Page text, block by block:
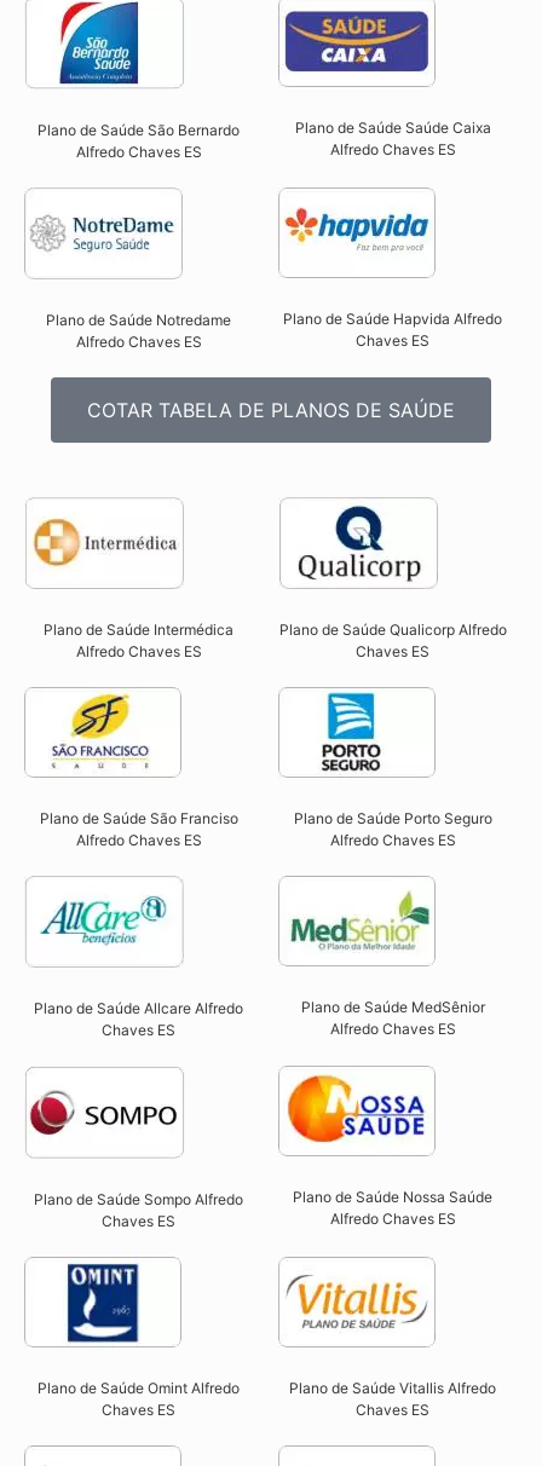
Plano de Saúde São Bernardo
Alfredo Chaves ES​
Plano de Saúde Saúde Caixa
Alfredo Chaves ES​
Plano de Saúde Notredame
Alfredo Chaves ES​
Plano de Saúde Hapvida Alfredo
Chaves ES​
COTAR TABELA DE PLANOS DE SAÚDE
Plano de Saúde Intermédica
Alfredo Chaves ES​
Plano de Saúde Qualicorp Alfredo
Chaves ES​
Plano de Saúde São Franciso
Alfredo Chaves ES​
Plano de Saúde Porto Seguro
Alfredo Chaves ES​
Plano de Saúde Allcare Alfredo
Chaves ES​
Plano de Saúde MedSênior
Alfredo Chaves ES​
Plano de Saúde Sompo Alfredo
Chaves ES​
Plano de Saúde Nossa Saúde
Alfredo Chaves ES​
Plano de Saúde Omint Alfredo
Chaves ES​
Plano de Saúde Vitallis Alfredo
Chaves ES​